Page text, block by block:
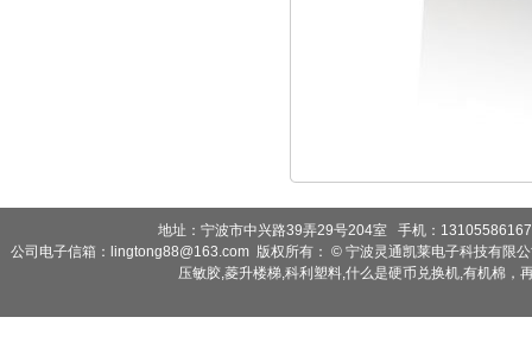
地址：宁波市中兴路39弄29号204室 手机：
公司电子信箱：lingtong88@163.com 版权所有： © 宁波灵通凯莱电子科技有限
压敏胶,菱升楼梯,科利塑料,什么是硬币兑换机,有机棉，